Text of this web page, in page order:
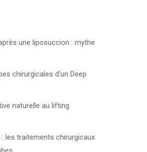
une liposuccion : mythe
chirurgicales d’un Deep
naturelle au lifting
les traitements chirurgicaux